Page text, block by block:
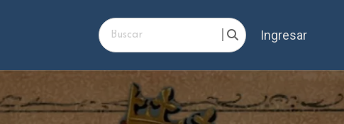
Ingresar